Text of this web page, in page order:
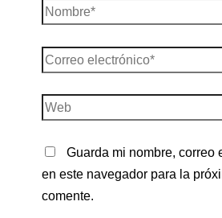
Nombre*
Correo
electrónico*
Web
Guarda mi nombre, correo
en este navegador para la
comente.